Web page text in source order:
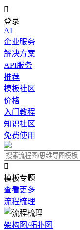

登录
AI
企业服务
解决方案
API服务
推荐
模板社区
价格
入门教程
知识社区
免费使用

模板专题
查看更多
流程梳理
架构图/拓扑图